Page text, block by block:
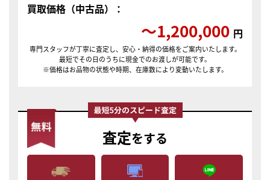
買取価格（中古品）：
〜1,200,000 円
専門スタッフが丁寧に査定し、安心・納得の価格をご案内いたします。
最短でその日のうちに現金でのお渡しが可能です。
※価格はお品物の状態や時期、在庫数により変動いたします。
査定をする